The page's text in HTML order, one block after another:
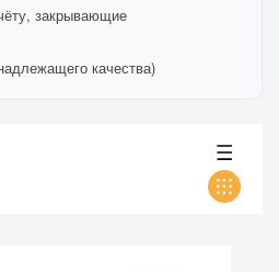
закрывающие
качества)